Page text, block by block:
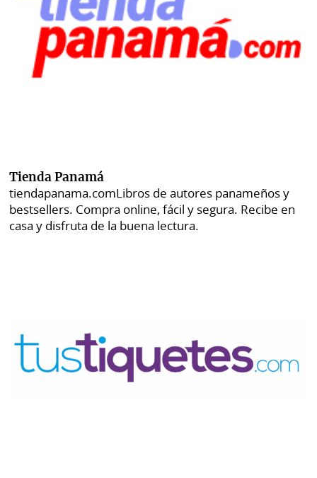
Tienda Panamá
tiendapanama.comLibros de autores panameños y
bestsellers. Compra online, fácil y segura. Recibe en
casa y disfruta de la buena lectura.